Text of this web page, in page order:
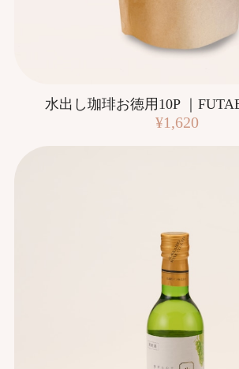
水出し珈琲お徳用10P ｜
¥1,620